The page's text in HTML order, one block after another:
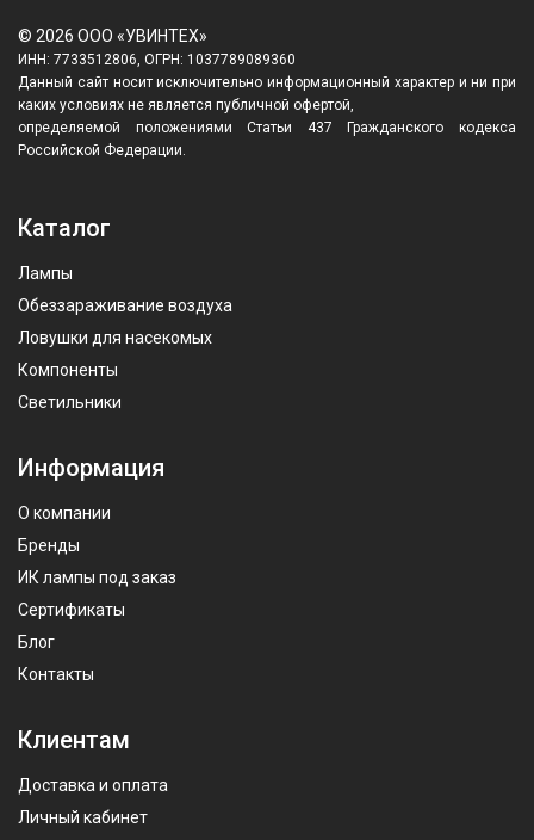
© 2026 ООО «УВИНТЕХ»
ИНН: 7733512806, ОГРН: 1037789089360
Данный сайт носит исключительно информационный характер и ни при
каких условиях не является публичной офертой,
определяемой положениями Статьи 437 Гражданского кодекса
Российской Федерации.
Каталог
Лампы
Обеззараживание воздуха
Ловушки для насекомых
Компоненты
Светильники
Информация
О компании
Бренды
ИК лампы под заказ
Сертификаты
Блог
Контакты
Клиентам
Доставка и оплата
Личный кабинет